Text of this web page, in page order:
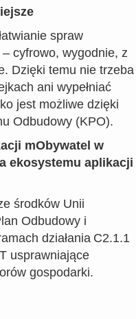
spraw
cyfrowo, wygodnie, z
Dzięki temu nie trzeba
ani wypełniać
jest możliwe dzięki
Odbudowy (KPO).
mObywatel w
ekosystemu aplikacji
środków Unii
Odbudowy i
działania C2.1.1
usprawniające
gospodarki.